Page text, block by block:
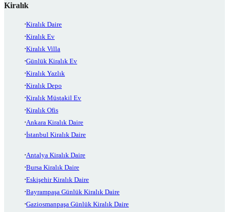
Kiralık
Kiralık Daire
Kiralık Ev
Kiralık Villa
Günlük Kiralık Ev
Kiralık Yazlık
Kiralık Depo
Kiralık Müstakil Ev
Kiralık Ofis
Ankara Kiralık Daire
İstanbul Kiralık Daire
Antalya Kiralık Daire
Bursa Kiralık Daire
Eskişehir Kiralık Daire
Bayrampaşa Günlük Kiralık Daire
Gaziosmanpaşa Günlük Kiralık Daire